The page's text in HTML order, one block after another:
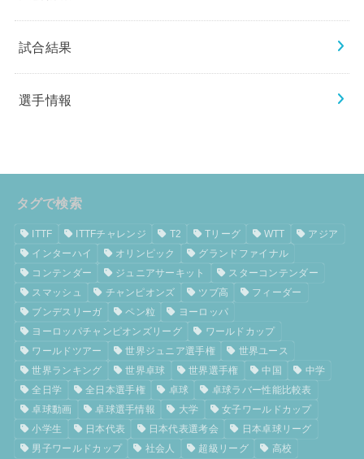
試合結果
選手情報
タグで検索
ITTF ITTFチャレンジ T2 Tリーグ WTT
アジア
インターハイ
オリンピック
グランドファイナル
コンテンダー
ジュニアサーキット
スターコンテンダー
スマッシュ
チャンピオンズ ツブ高
フィーダー
ブンデスリーガ
ペン粒
ヨーロッパ
ヨーロッパチャンピオンズリーグ
ワールドカップ
ワールドツアー
世界ジュニア選手権
世界ユース
世界ランキング
世界卓球 世界選手権 中国
中学
全日学
全日本選手権 卓球
卓球ラバー性能比較表
卓球動画
卓球選手情報 大学
女子ワールドカップ
小学生
日本代表 日本代表選考会
日本卓球リーグ
男子ワールドカップ
社会人 超級リーグ 高校